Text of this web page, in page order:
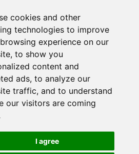
cookies and other
technologies to improve
experience on our
to show you
content and
ads, to analyze our
traffic, and to understand
our visitors are coming
I agree
Geschichte und Kultur von
Menschen und